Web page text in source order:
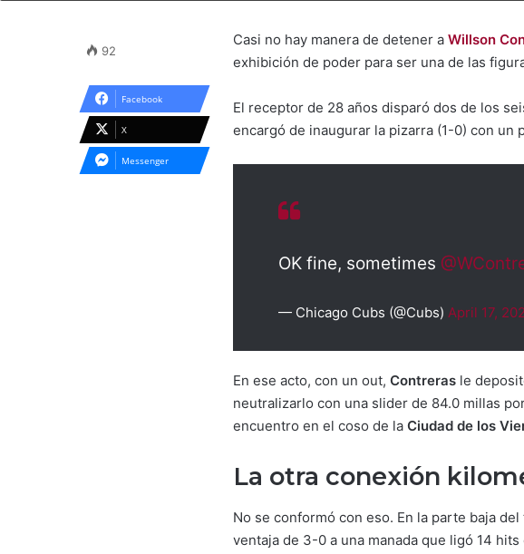
Casi no hay manera de detener a Willson
exhibición de poder para ser una de las
El receptor de 28 años disparó dos de los
encargó de inaugurar la pizarra (1-0) con
OK fine, sometimes
— Chicago Cubs (@Cubs) April 17,
En ese acto, con un out, Contreras le
neutralizarlo con una slider de 84.0 millas
encuentro en el coso de la Ciudad de los
La otra conexión
No se conformó con eso. En la parte baja
ventaja de 3-0 a una manada que ligó 14
92
Facebook
X
Messenger